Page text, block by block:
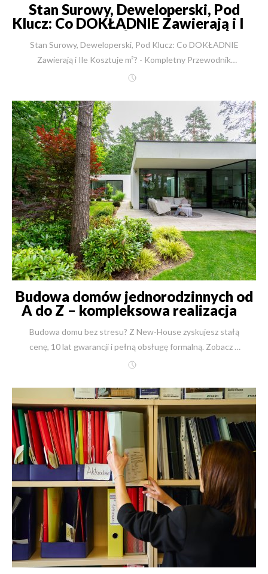
Stan Surowy, Deweloperski, Pod
Klucz: Co DOKŁADNIE Zawierają i Ile
Kosztuje m²? - Kompletny
Przewodnik 2026
Stan Surowy, Deweloperski, Pod Klucz: Co DOKŁADNIE Zawierają i Ile Kosztuje m²? - Kompletny Przewodnik 2026 30 lat doświadczenia: Od czego zacząć budowę domu w 2026 roku? Budowa domu to jedna z najważniejszych decyzji w życiu. To inwestycja na pokolenia, która definiuje bezpieczeństwo i komfort Państwa rodziny. Często widzę, jak klienci przychodzą do nas z gotowym marzeniem, ale też z ogromnym lękiem. Są przytłoczeni ilością sprzecznych informacji, niejasnych ofert i terminów, które nic nie mówią. 'Ile to naprawdę będzie kosztować?', 'Co właściwie znaczy ten stan deweloperski?' – to pytania, które słyszę niemal codziennie. Nazywam się Robert Skulimowski. Jako inżynier i prezes firmy New-House, od 1991 roku uczestniczyłem w realizacji ponad 2500 takich marzeń – od domów jednorodzinnych po budynki biurowe. Przez ponad 30 lat widziałem, jak rynek ewoluował, ale jedno pozostało niezmienne: lęk inwestorów przed nieprzewidzianymi kosztami i brakiem transparentności. Wiem, że stoją Państwo przed procesem, który wydaje się skomplikowany. Internet jest pełen definicji, a "stan deweloperski" u każdej firmy oznacza co innego. To rodzi niepewność. Dlatego w tym kompletnym przewodniku, aktualnym na 17.11.2025, z pełną transparentnością przeprowadzę Państwa przez kluczowe etapy budowy domu. Wyjaśnię, co dokładnie powinno wchodzić w skład stanu surowego, deweloperskiego i pod klucz w standardzie premium na rok 2026. Pokażę też realne koszty za metr kwadratowy, opierając się na konkretnym projekcie. Moim celem jest dać Państwu pewność i wiedzę do podjęcia najważniejszej inwestycji w życiu. Etap I: Stan Surowy z Dachem – Solidna Baza Twojej Rodzinnej Twierdzy Stan surowy to fundament – dosłownie i w przenośni – bezpieczeństwa Państwa rodziny. To szkielet budynku, który będzie nosił cały jego ciężar przez dziesięciolecia. Niestety, to też etap, na którym najłatwiej "oszczędzić" kosztem jakości, co mści się pęknięciami ścian, wilgocią lub zapadającą się posadzką po kilku latach. W New-House definiujemy solidny stan surowy jako kompletną, zamkniętą i zabezpieczoną przed warunkami atmosferycznymi konstrukcję budynku. Co Dokładnie Obejmuje Stan Surowy z Dachem? Nasz standard, wypracowany przez 30 lat doświadczeń, obejmuje następujące prace: Prace Ziemne i Fundamenty: Rozpoczynamy od precyzyjnych wykopów pod ławy fundamentowe lub, co rekomendujemy i co staje się standardem, pod płytę fundamentową. Następnie wykonujemy ściany fundamentowe – tradycyjnie z bloczków betonowych 24 cm lub, przy bardziej skomplikowanych gruntach, jako wylewane ściany żelbetowe. Przygotowanie "Stanu Zerowego": Kluczowe jest wykonanie pełnych izolacji przeciwwilgociowych i termicznych fundamentów. Następnie wykonujemy zasypkę piaskową pod przyszłą posadzkę parteru. Wgląd Eksperta: Absolutnie krytycznym detalem jest tutaj zagęszczenie zasypki i jej odbiór przez uprawnionego geologa. To standard w New-House, który gwarantuje, że posadzka na parterze nie zapadnie się po latach pod własnym ciężarem. Pominięcie tego kroku to proszenie się o katastrofę budowlaną. Ściany Nośne (Kluczowa Rekomendacja): Po wykonaniu stanu zerowego, przechodzimy do ścian parteru. Zdecydowanie polecamy sprawdzone technologie, które zapewniają najwyższą trwałość. W New-House najczęściej budujemy z pustaków Porotherm 25 w systemie Profi lub Dryfix lub z cegieł silikatowych Silka 24 cm. Dlaczego nie używamy np. popularnego gazobetonu? Z naszego doświadczenia wynika, że materiały te mają znacznie niższą wytrzymałość. Przy nowoczesnych, rozbudowanych projektach z dużymi przeszkleniami i ciężkimi stropami, mamy przykłady rysowania się takich ścian. Wybierając Porotherm lub Silkę, inwestują Państwo w trwałość i ściany bez pęknięć na pokolenia. Stropy (Gwarancja Elastyczności): Kiedyś popularne były stropy prefabrykowane (np. Teriva). Dziś stosujemy je rzadko. Zdecydowanie najlepszym, najbardziej elastycznym i wytrzymałym rozwiązaniem są stropy żelbetowe monolityczne (wylewane). Wbrew pozorom, nasza wyspecjalizowana brygada murarzy i zbrojarzy wykona taki strop w 2 tygodnie. Korzyść dla Państwa? Całkowita swoboda w aranżacji wnętrz. Mogą Państwo stawiać ścianki działowe w dowolnym miejscu, dziś i za 20 lat, nie martwiąc się o układ belek stropowych. To komfort i dom, który dopasuje się do Państwa rodziny. Kolejne Kondygnacje: Wykonujemy ściany piętra (z tego samego, trwałego materiału co parter) oraz ewentualny strop nad piętrem. W domach nowoczesnych dochodzi attyka (kluczowa dla izolacji stropodachu), a w tradycyjnych ściana kolankowa. Konstrukcja Dachu (Więźba): W przypadku dachu spadzistego, wykonujemy więźbę dachową. Wgląd Eksperta: Zdecydowanie rekomendujemy więźbę wykonywaną na budowie, a nie prefabrykowaną. Dlaczego? Ponieważ na budowie jest ona konstruowana ze znacznie większych przekrojów drewna. Oznacza to, że Państwa dach jest po prostu solidniejszy i bardziej wytrzymały na obciążenia, jak śnieg czy wichury. To jest realne bezpieczeństwo. Zwieńczenie Etapu (Dach): Po wykonaniu więźby montujemy ścianki działowe i kominy. Całość zamykamy pokryciem dachowym – dziś najczęściej jest to blachodachówka lub dachówka ceramiczna. Dach wykonujemy z kompletnym orynnowaniem, oknami dachowymi i wyłazem. Tego etapu nie może robić jedna "złota rączka". W New-House proces nadzorują trzy wyspecjalizowane brygady: murarze i zbrojarze, cieśle oraz dekarze. Wielu z nich to fachowcy, którzy pracują z nami 15, 20, a nawet 25 lat. To gwarantuje powtarzalną, najwyższą jakość wykonania. {{ ContactForm }} Etap II: Stan Deweloperski – Nowoczesne i Złożone Serce Twojego Domu To jest najbardziej mylący etap dla klientów. "Stan deweloperski" to termin, który nie ma jednej, prawnej definicji. U nieuczciwego wykonawcy może nie zawierać tynków, parapetów, a nawet gniazdek elektrycznych. W New-House, nasz stan deweloperski to niemal gotowy dom, wymagający jedynie prac wykończeniowych (tzw. "pod klucz"). To najbardziej złożony i kosztowny etap, ponieważ obejmuje całą technologię budynku. Co Dokładnie Obejmuje Stan Deweloperski (Standard 2026)? Nasz standardowy zakres prac deweloperskich to: Stolarka Zewnętrzna: Montaż okien (najczęściej PCV, ale przy domach powyżej 250 m² rekomendujemy trwałe okna aluminiowe), drzwi zewnętrznych oraz bramy garażowej. Dom jest fizycznie zamknięty. Instalacje Wewnętrzne: Instalacja Elektryczna: Pełne okablowanie, rozdzielnia, a coraz częściej także instalacja inteligentna, alarmowa, światłowód i sieć komputerowa. Tynki Wewnętrzne: Ponad 90% naszych klientów decyduje się na tynki gipsowe – są gładsze, tańsze i doskonale regulują wilgotność. Instalacje Hydrauliczne: To kluczowy moment. Dziś w całym domu wykonujemy ogrzewanie podłogowe. Zapewnia ono nieporównywalny komfort cieplny i jest idealnie dostosowane do nowoczesnych pomp ciepła. Oczywiście na tym etapie wykonujemy też pełną instalację ciepłej i zimnej wody oraz kanalizację. Posadzki: Wykonujemy wylewki cementowe (jastrychy). Wgląd Eksperta: To chyba najbardziej wymagający technicznie etap w pracach deweloperskich. Nasi inżynierowie muszą idealnie zgrać poziomy w całym domu względem okien tarasowych i przyszłych podłóg (np. grubszego parkietu w salonie i cieńszego gresu w kuchni). Błąd na tym etapie to gigantyczne koszty napraw przy układaniu podłóg. Gwarantujemy tu perfekcję. Wykończenie Poddasza / Sufity: W przypadku dachów spadzistych, wykonujemy pełne ocieplenie dachu (np. wełną mineralną) i montujemy płyty gipsowo-kartonowe. W domach z płaskim dachem sufity podwieszane są często niezbędne, by estetycznie ukryć kanały wentylacji i klimatyzacji. Elewacja: Pełne ocieplenie budynku "na szaro" (styropian lub wełna zaciągnięta klejem), a następnie wykończenie elewacji tynkiem (akrylowym, silikonowym) lub, coraz częściej, nowoczesnymi okładzinami (płytki klinkierowe, płyty HPL). Wykonujemy także parapety zewnętrzne. Dlaczego Stan Deweloperski Dziś Tyle Kosztuje? Nowy Standard 2026 Proszę zauważyć, że w naszym standardzie deweloperskim na rok 2026 znajdują się dziś systemy, które 10 lat temu były luksusem, a dziś są inteligentną koniecznością: Wentylacja Mechaniczna z Odzyskiem Ciepła (Rekuperacja) Klimatyzacja Pompa Ciepła (jako główne źródło ogrzewania) To nie jest nasz wymysł. To odpowiedź na rosnące koszty energii oraz rygorystyczne regulacje unijne dotyczące efektywności energetycznej budynków (jak WT 2021 i kolejne). Dziś stan deweloperski to serce technologiczne domu. Inwestycja w te systemy na tym etapie to prestiż, komfort życia w czystym, filtrowanym powietrzu oraz realne, drastyczne oszczędności na rachunkach przez następne dekady. Dlatego ten etap, jak zobaczą Państwo w kalkulacji, stanowi dziś największy procent kosztów budowy. Etap III: Prace "Pod Klucz" – Przestrzeń Gotowa na Twoje Życie To etap, który zamienia budynek w dom. To moment, w którym nasi klienci widzą, jak ich marzenie nabiera kolorów i faktur. To finalne wykończenie wnętrz, po którym można wnosić meble. Co Dokładnie Obejmują Prace "Pod Klucz"? Nasz standardowy zakres (zawsze ustalany indywidualnie z architektem wnętrz) obejmuje: Wykończenie Łazienek: Układanie glazury, terakoty lub kamienia na ścianach i podłogach. "Biały Montaż": Montaż całej armatury łazienkowej (wanny, prysznice, umywalki, toalety, baterie). Podłogi: Ułożenie wszystkich docelowych posadzek w domu (panele, gres, parkiety drewniane, listwy przypodłogowe). Stolarka Wewnętrzna: Montaż drzwi wewnętrznych wraz z ościeżnicami i klamkami. Parapety Wewnętrzne: Montaż parapetów (np. kamiennych, konglomeratowych). Wykończenie Ścian: Wykonanie gładzi gipsowych (szpachlowanie) oraz finalne, dwukrotne malowanie ścian i sufitów na gotowo w wybranych kolorach. Efekt jest prosty: otrzymują Państwo klucze do domu, do którego wystarczy wstawić meble i zamieszkać. W New-House gwarantujemy, że ten et
Budowa domów jednorodzinnych od
A do Z – kompleksowa realizacja z
New-House
Budowa domu bez stresu? Z New-House zyskujesz stałą cenę, 10 lat gwarancji i pełną obsługę formalną. Zobacz 7 etapów budowy i realizacje w całej Polsce.Nazywam się inż. Robert Skulimowski. Witam Państwa na stronie New-House. Wyobraźmy sobie Pana Michała, który przez lata marzył o domu z widokiem na las. Dziś, dzięki naszej współpracy, codziennie pije kawę na tarasie, który zbudowaliśmy dla niego od podstaw, słuchając śpiewu ptaków. Ten spokój, ta pewność i satysfakcja – to jest prawdziwy cel mojej pracy od ponad 30 lat. W New-House doskonale rozumiemy, że budowa domu to jedna z najważniejszych życiowych decyzji. To inwestycja w przyszłość rodziny, w jej komfort i bezpieczeństwo. Dlatego stworzyliśmy proces, który zdejmuje z Państwa barków cały ciężar tego skomplikowanego przedsięwzięcia. Zajmujemy się wszystkim: od znalezienia idealnej działki, przez projekt i wszystkie pozwolenia, aż po wykończenie wnętrz, ogród i odbiór kluczy. Budujemy w całej Polsce, a absolutnym fundamentem naszej firmy są ludzie. Wiele osób z mojego zespołu – kierowników budowy, inżynierów i fachowców – pracuje z nami 15, 20, a nawet 25 lat. To prawdziwi rzemieślnicy, którzy znają swój fach do perfekcji. Oddając budowę domu w ręce takich ekspertów, mamy pewność sukcesu już na samym starcie. Pamiętam czasy na początku mojej drogi zawodowej, gdy obawialiśmy się zewnętrznego nadzoru. Dziś, 03 listopada 2025 roku, cieszymy się na współpracę z inspektorami nadzoru wyznaczonymi przez Inwestora. To dla nas dodatkowa, merytoryczna weryfikacja, która tylko potwierdza naszą najwyższą jakość. Ta procedura – doświadczeni rzemieślnicy, najlepsze certyfikowane materiały i podwójny nadzór (naszego kierownika budowy i zewnętrznego inspektora) – pozwala nam na coś wyjątkowego w skali kraju: udzielamy 10-letniej gwarancji na wszystkie wykonane prace. To Państwa realne bezpieczeństwo i spokój na dekadę. Dodatkowo, dla pełnej transparentności, do każdej budowy wykonujemy szczegółowe harmonogramy rzeczowo-finansowe, dostępne online dla Inwestora i wszystkich uczestników procesu. W New-House nie ma miejsca na domysły. Jest precyzyjny plan, jakość i terminowość. Ile kosztuje budowa domu? Poznaj realne koszty z New-House (stan na 03.11.2025) Jako inżynier budownictwa wiem, że budżet jest fundamentem każdej inwestycji. W New-House specjalizujemy się w precyzyjnych kosztorysach od trzech dekad. Dzięki olbrzymiej bazie ponad 27 000 wycenionych gotowych projektów i autorskiemu systemowi informatycznemu, jesteśmy w stanie podać Państwu przybliżoną wycenę (z dokładnością 97-103%) w ciągu zaledwie 1 godziny. Wycenę na podstawie gotowego projektu wykonawczego przygotowujemy w 2 dni robocze. Rozumiemy, że pojęcia „tani dom” lub „droga rezydencja” są względne. Dlatego poniżej przedstawiam trzy konkretne, przykładowe realizacje o różnej skali, wraz z kosztami brutto (z 8% VAT) aktualnymi na 03 listopada 2025. Projekt: Riwiera 4 wariant C (Dom komfortowy) Kategoria Dane Link do projektu https://new-house.com.pl/projekt/21829 Powierzchnia użytkowa 180 m² Prace stan surowy 622 499 PLN (brutto) Prace deweloperskie 1 267 803 PLN (brutto) Prace pod klucz 1 465 803 PLN (brutto) / Cena jednostkowa: 8 143 PLN/m² Prace pod klucz z ogrodem 1 535 803 PLN (brutto) Czas realizacji (z dokumentami) 12 miesięcy Projekt: Willa Siedziba (Elegancka willa) Kategoria Dane Link do projektu https://new-house.com.pl/projekt/19603 Powierzchnia użytkowa 282 m² Prace stan surowy 765 519 PLN (brutto) Prace deweloperskie 1 739 565 PLN (brutto) Prace pod klucz 2 021 565 PLN (brutto) / Cena jednostkowa: 7 169 PLN/m² Prace pod klucz z ogrodem 2 131 565 PLN (brutto) Czas realizacji (z dokumentami) 15 miesięcy Projekt: LK&1699 (Prestiżowa rezydencja) Kategoria Dane Link do projektu https://new-house.com.pl/projekt/27653 Powierzchnia użytkowa 781 m² Prace stan surowy 5 399 403 PLN (brutto) Prace deweloperskie 8 975 530 PLN (brutto) Prace pod klucz 9 678 430 PLN (brutto) / Cena jednostkowa: 12 392 PLN/m² Prace pod klucz z ogrodem 9 823 430 PLN (brutto) Czas realizacji (z dokumentami) 24 miesiące 30 lat doświadczenia i spokój na lata – poznaj filary współpracy z New-House Wybór firmy budowlanej to decyzja na lata, która definiuje nie tylko jakość budynku, ale przede wszystkim Państwa komfort i spokój podczas całego procesu. W New-House zbudowaliśmy naszą reputację na solidnych fundamentach, które realnie chronią Inwestora. Oto, co gwarantuje Państwu współpracę z nami: 10-letnia gwarancja na wszystkie prace To nie jest obietnica marketingowa, to zobowiązanie umowne. Przez 10 lat od odbioru domu mają Państwo absolutny spokój i pewność, że Państwa inwestycja jest w pełni bezpieczna. Jako generalny wykonawca bierzemy pełną odpowiedzialność za całość prac. 30 lat doświadczenia i ponad 2500 wykonanych realizacji Nie uczymy się na Państwa budowie. Zrealizowaliśmy ponad 2500 domów i budynków biurowych. To doświadczenie przekłada się na przewidywalny, płynny proces, pozbawiony kosztownych błędów, opóźnień i niepotrzebnego stresu. Własne, doświadczone ekipy - 15, 20, a nawet 25 lat razem z New-House Nasi architekci, kierownicy budowy, inżynierowie oraz brygady murarskie, dekarskie czy wykończeniowe to ludzie związani z New-House od lat. To gwarantuje niezmienną, powtarzalną, najwyższą jakość wykonawstwa, której nie zapewni firma bazująca na przypadkowych podwykonawcach z rynku. Gwarancja stałej ceny i terminu w umowie Chronimy Państwa budżet i plany życiowe. Po podpisaniu umowy, cena za dany etap jest stała, a termin precyzyjny i gwarantowany. Mogą Państwo spać spokojnie, bez obaw o nieprzewidziane koszty czy "poślizgi" w harmonogramie. Kompleksowość od A do Z w całej Polsce Nieważne, czy marzą Państwo o domu na Mazurach, w górach czy pod Warszawą. Zajmujemy się wszystkim – od znalezienia działki, przez projekt wnętrz, po architekturę krajobrazu. Jeden partner to jedna odpowiedzialność i ogromna oszczędność Państwa cennego czasu. Realna korzyść 8% VAT i transparentne finansowanie Budując z nami jako generalnym wykonawcą, korzystają Państwo z preferencyjnej stawki 8% VAT (dla domów do 300 m² powierzchni użytkowej) na materiały i robociznę. Oferujemy jasne rozliczenie etapowe – płacą Państwo wyłącznie za zakończony i odebrany przez Państwa lub inspektora etap prac. Jak przebiega kompleksowa budowa domu od A do Z? Poznaj 7 kluczowych etapów Budowa domu to skomplikowany proces logistyczny, techniczny i prawny. Dla naszych Klientów upraszczamy go do 7 przejrzystych kroków. Oto Państwa droga do marzeń, którą przejdziemy razem, dbając o każdy szczegół na każdym etapie budowy domu. Krok 1: Działka i Analiza Terenu Proces zaczyna się jeszcze przed projektem. Pomagamy naszym Inwestorom znaleźć idealną działkę dzięki dostępowi do ogólnopolskich baz nieruchomości. Co jednak ważniejsze – nasi eksperci gruntownie ją weryfikują. Sprawdzamy Miejscowy Plan Zagospodarowania Przestrzennego (MPZP) lub, w przypadku jego braku, pomagamy uzyskać decyzję o Warunkach Zabudowy (WZ). To daje Państwu gwarancję, że wymarzony projekt będzie mógł legalnie powstać w tym konkretnym miejscu. Krok 2: Projekt Domu – Gotowy czy Indywidualny? Mają Państwo do wyboru dwie komfortowe ścieżki: Adaptacja projektu gotowego: Mogą Państwo wybrać jeden z ponad 21 000 gotowych projektów z naszej bazy. Nasz architekt dokona jego adaptacji do specyfiki działki i Państwa potrzeb. Projekt indywidualny: To opcja, którą rekomendujemy przy nietypowych działkach lub unikatowych wizjach. Architekt New-House stworzy projekt od zera, idealnie skrojony na miarę Państwa rodziny i oczekiwań. Krok 3: Formalności i Pozwolenia (Nasza Odpowiedzialność) To etap, który spędza sen z powiek Inwestorom budującym systemem gospodarczym. W New-House bierzemy go w 100% na siebie – to esencja naszej kompleksowej usługi "od A do Z". Załatwiamy mapy do celów projektowych, warunki techniczne i umowy z gestorami sieci (prąd, woda, gaz, kanalizacja), projekt zjazdu, pozwolenia wodnoprawne i wszelkie inne niezbędne zgody. Składamy kompletny wniosek i uzyskujemy ostateczne pozwolenie na budowę. Dziś (stan na 03.11.2025) urzędy mają 65 dni na wydanie decyzji, a cały proces z przygotowaniem dokumentów trwa ok. 3,5 miesiąca. Państwo oszczędzają ten czas. Krok 4: Stan Surowy (Fundament Trwałości) Rozpoczynamy właściwą budowę. Po wytyczeniu budynku przez uprawnionego geodetę, wykonujemy roboty ziemne i solidne fundamenty, zabezpieczone izolacją termiczną i przeciwwilgociową. Następnie wznosimy ściany. Pracujemy wyłącznie na sprawdzonych, certyfikowanych technologiach, a wybór materiału zależy od Państwa priorytetów: Ceramika (np. Porotherm 25): Wybierając tę technologię, zyskują Państwo dom o "oddychających" ścianach, które doskonale akumulują ciepło zimą i chronią przed upałem latem. Precyzja wykonania nowoczesnych pustaków oznacza cieplejsze i równiejsze mury, a kompleksowość systemu pozwala na budowę całego domu w jednej, spójnej technologii. Silikaty (np. Silka 24): To wybór dla osób ceniących absolutną ciszę i spokój. Bloki silikatowe oferują najwyższą izolacyjność akustyczną na rynku. To także jeden z najzdrowszych materiałów (powstaje z piasku, wody i wapna), o najniższej promieniotwórczości naturalnej, gwarantujący idealny mikroklimat we wnętr